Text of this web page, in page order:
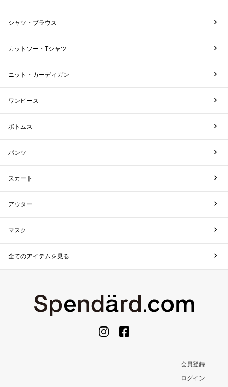
シャツ・ブラウス
カットソー・Tシャツ
ニット・カーディガン
ワンピース
ボトムス
パンツ
スカート
アウター
マスク
全てのアイテムを見る
会員登録
ログイン